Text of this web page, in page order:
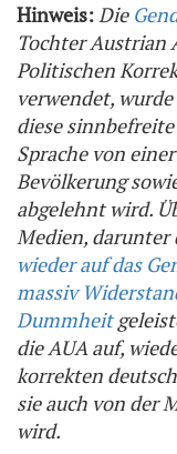
Hinweis:Die
Tochter Austrian
Politischen
verwendet,
diese
Sprache von
Bevölkerung
abgelehnt wird.
Medien, darunter
wieder auf das
massiv
Dummheit
die AUA auf,
korrekten
sie auch von der
wird.